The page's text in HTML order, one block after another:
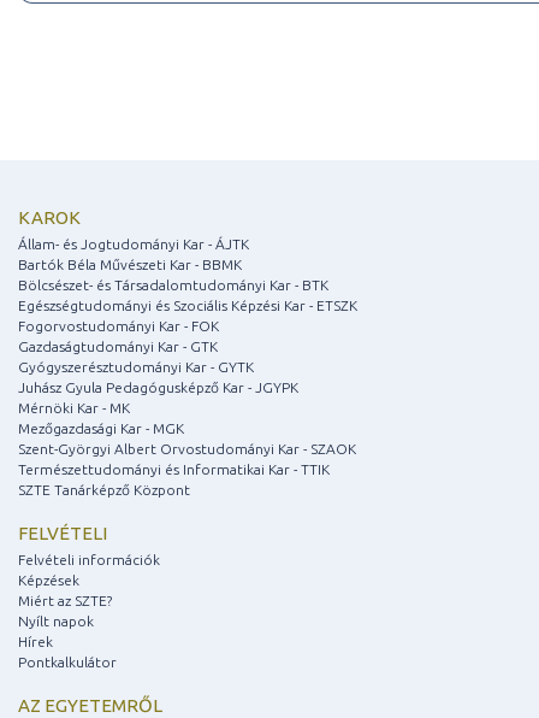
KAROK
Állam- és Jogtudományi Kar - ÁJTK
Bartók Béla Művészeti Kar - BBMK
Bölcsészet- és Társadalomtudományi Kar - BTK
Egészségtudományi és Szociális Képzési Kar - ETSZK
Fogorvostudományi Kar - FOK
Gazdaságtudományi Kar - GTK
Gyógyszerésztudományi Kar - GYTK
Juhász Gyula Pedagógusképző Kar - JGYPK
Mérnöki Kar - MK
Mezőgazdasági Kar - MGK
Szent-Györgyi Albert Orvostudományi Kar - SZAOK
Természettudományi és Informatikai Kar - TTIK
SZTE Tanárképző Központ
FELVÉTELI
Felvételi információk
Képzések
Miért az SZTE?
Nyílt napok
Hírek
Pontkalkulátor
AZ EGYETEMRŐL